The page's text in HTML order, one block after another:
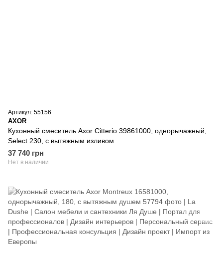
Артикул: 55156
AXOR
Кухонный смеситель Axor Citterio 39861000, однорычажный,
Select 230, с вытяжным изливом
37 740 грн
Нет в наличии